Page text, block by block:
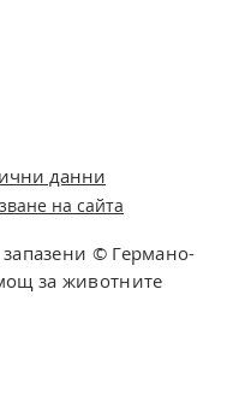
данни
на сайта
© Германо-
за животните